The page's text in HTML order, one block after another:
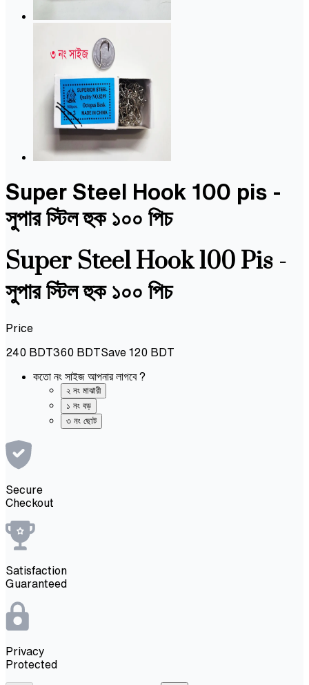
Super Steel Hook 100 pis -
সুপার স্টিল হুক ১০০ পিচ
Super Steel Hook 100 Pis -
সুপার স্টিল হুক ১০০ পিচ
Price
240 BDT360 BDTSave 120 BDT
কতো নং সাইজ আপনার লাগবে ?
২ নং মাঝারী
১ নং বড়
৩ নং ছোট
Secure
Checkout
Satisfaction
Guaranteed
Privacy
Protected